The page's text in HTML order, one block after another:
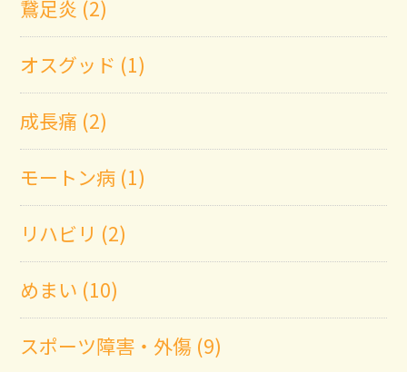
鵞足炎 (2)
オスグッド (1)
成長痛 (2)
モートン病 (1)
リハビリ (2)
めまい (10)
スポーツ障害・外傷 (9)